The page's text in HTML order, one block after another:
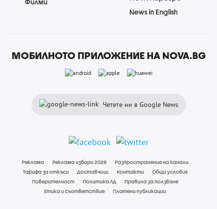
Филми
News in English
МОБИЛНОТО ПРИЛОЖЕНИЕ НА NOVA.BG
Четете ни в Google News
Реклама Реклама избори 2026
Разпространение на канали
Тарифа за откъси
Доставчици Контакти
Общи условия
Поверителност
Политика ЛД
Правила за ползване
Етика и съответствие
Платени публикации